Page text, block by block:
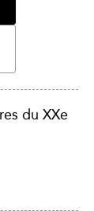
du XXe